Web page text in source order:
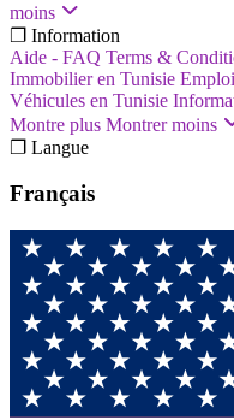
moins
❐ Information
Aide - FAQ Terms &
Immobilier en Tunisie
Véhicules en Tunisie
Montre plus Montrer moins
❐ Langue
Français